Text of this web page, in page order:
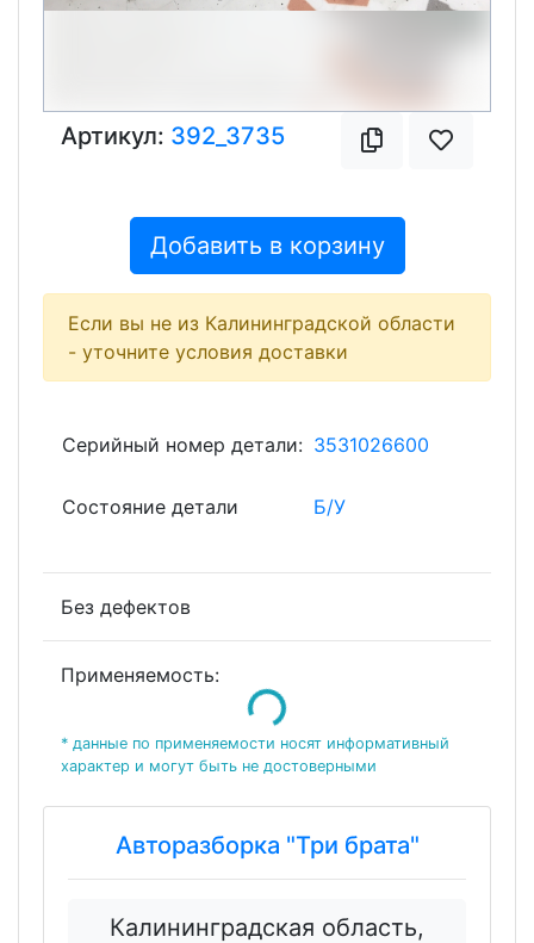
Артикул: 392_3735
Добавить в корзину
Если вы не из Калининградской области
- уточните условия доставки
Серийный номер детали: 3531026600
Состояние детали Б/У
Без дефектов
Применяемость:Loading...
* данные по применяемости носят информативный
характер и могут быть не достоверными
Авторазборка "Три брата"
Калининградская область,